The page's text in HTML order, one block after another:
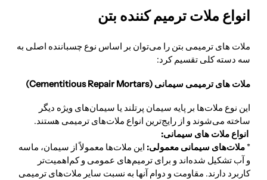
انواع ملات ترمیم کننده بتن
ملات های ترمیمی بتن را می‌توان بر اساس نوع چسباننده اصلی به
سه دسته کلی تقسیم کرد:
ملات های ترمیمی سیمانی (Cementitious Repair Mortars)
این نوع ملات‌ها بر پایه سیمان پرتلند یا سیمان‌های ویژه دیگر
ساخته می‌شوند و از رایج‌ترین انواع ملات‌های ترمیمی هستند.
انواع ملات های سیمانی:
* ملات‌های سیمانی معمولی: این ملات‌ها معمولاً از سیمان، ماسه
و آب تشکیل شده‌اند و برای ترمیم‌های عمومی و کم‌اهمیت‌تر
کاربرد دارند. مقاومت و دوام آنها به نسبت سایر ملات‌های ترمیمی